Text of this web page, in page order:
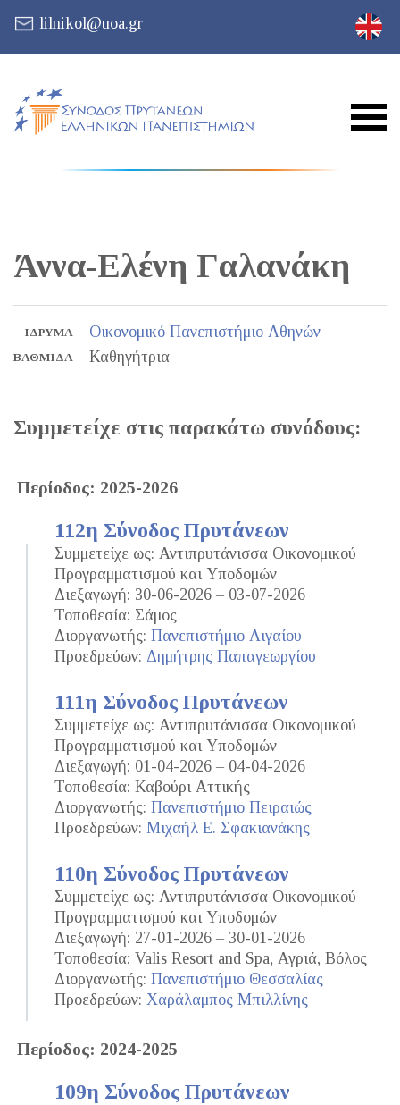
lilnikol@uoa.gr
Άννα-Ελένη Γαλανάκη
ΊΔΡΥΜΑ Οικονομικό Πανεπιστήμιο Αθηνών
ΒΑΘΜΊΔΑ Καθηγήτρια
Συμμετείχε στις παρακάτω συνόδους:
Περίοδος: 2025-2026
112η Σύνοδος Πρυτάνεων
Συμμετείχε ως: Αντιπρυτάνισσα Οικονομικού
Προγραμματισμού και Υποδομών
Διεξαγωγή: 30-06-2026 – 03-07-2026
Τοποθεσία: Σάμος
Διοργανωτής: Πανεπιστήμιο Αιγαίου
Προεδρεύων: Δημήτρης Παπαγεωργίου
111η Σύνοδος Πρυτάνεων
Συμμετείχε ως: Αντιπρυτάνισσα Οικονομικού
Προγραμματισμού και Υποδομών
Διεξαγωγή: 01-04-2026 – 04-04-2026
Τοποθεσία: Καβούρι Αττικής
Διοργανωτής: Πανεπιστήμιο Πειραιώς
Προεδρεύων: Μιχαήλ Ε. Σφακιανάκης
110η Σύνοδος Πρυτάνεων
Συμμετείχε ως: Αντιπρυτάνισσα Οικονομικού
Προγραμματισμού και Υποδομών
Διεξαγωγή: 27-01-2026 – 30-01-2026
Τοποθεσία: Valis Resort and Spa, Αγριά, Βόλος
Διοργανωτής: Πανεπιστήμιο Θεσσαλίας
Προεδρεύων: Χαράλαμπος Μπιλλίνης
Περίοδος: 2024-2025
109η Σύνοδος Πρυτάνεων